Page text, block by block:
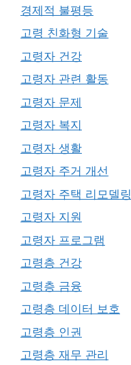
경제적 불평등
고령 친화형 기술
고령자 건강
고령자 관련 활동
고령자 문제
고령자 복지
고령자 생활
고령자 주거 개선
고령자 주택 리모델링
고령자 지원
고령자 프로그램
고령층 건강
고령층 금융
고령층 데이터 보호
고령층 인권
고령층 재무 관리